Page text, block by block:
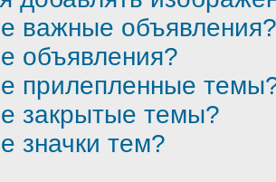
важные объявления?
объявления?
прилепленные
закрытые темы?
значки тем?